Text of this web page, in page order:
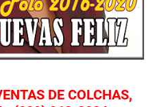
DE COLCHAS,